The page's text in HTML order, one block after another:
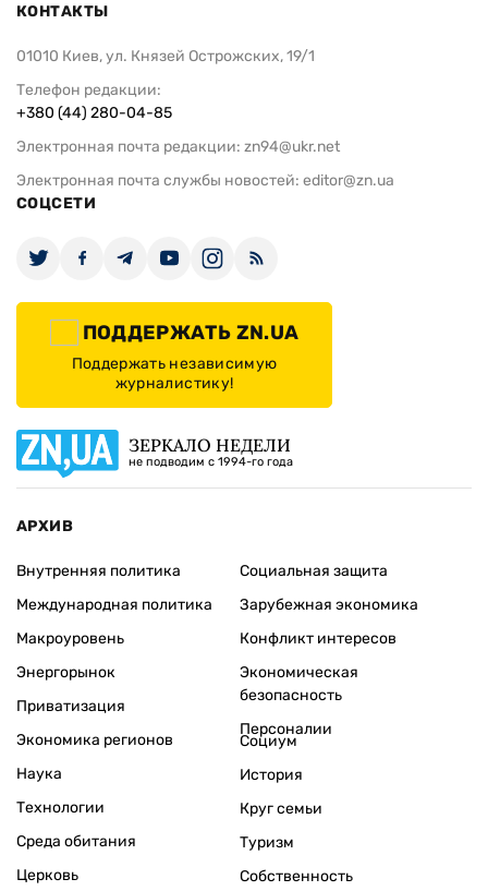
КОНТАКТЫ
01010 Киев, ул. Князей Острожских, 19/1
Телефон редакции:
+380 (44) 280-04-85
Электронная почта редакции: zn94@ukr.net
Электронная почта службы новостей: editor@zn.ua
СОЦСЕТИ
ПОДДЕРЖАТЬ ZN.UA
Поддержать независимую
журналистику!
ЗЕРКАЛО НЕДЕЛИ
не подводим с 1994-го года
АРХИВ
Внутренняя политика
Международная политика
Макроуровень
Энергорынок
Приватизация
Экономика регионов
Социальная защита
Зарубежная экономика
Конфликт интересов
Экономическая
безопасность
Персоналии
Наука
Технологии
Среда обитания
Церковь
Социум
История
Круг семьи
Туризм
Собственность